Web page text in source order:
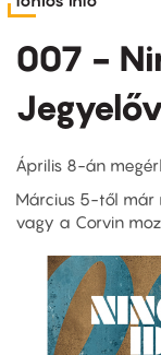
007 -
Április 8-án
Március 5-től már
vagy a Corvin